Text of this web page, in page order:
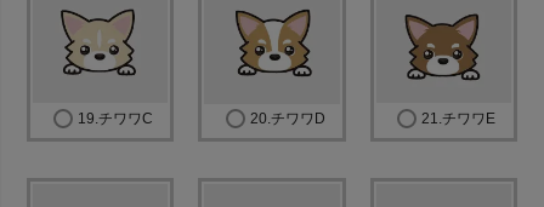
19.チワワC 20.チワワD 21.チワワE